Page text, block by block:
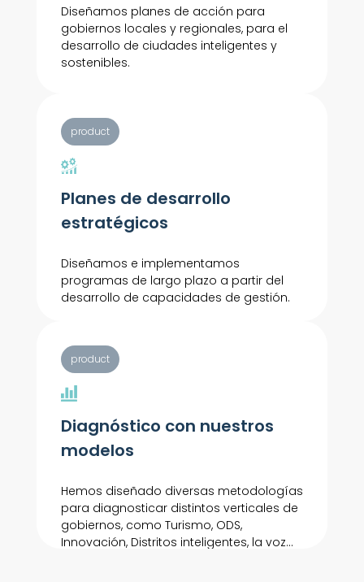
Diseñamos planes de acción para
gobiernos locales y regionales, para el
desarrollo de ciudades inteligentes y
sostenibles.
product
Planes de desarrollo
estratégicos
Diseñamos e implementamos
programas de largo plazo a partir del
desarrollo de capacidades de gestión.
product
Diagnóstico con nuestros
modelos
Hemos diseñado diversas metodologías
para diagnosticar distintos verticales de
gobiernos, como Turismo, ODS,
Innovación, Distritos inteligentes, la voz